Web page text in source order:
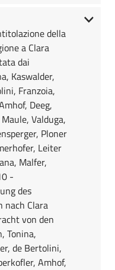
della
a Clara
dai
Kaswalder,
Franzoia,
Deeg,
Valduga,
Ploner
Leiter
Malfer,
-
des
nach Clara
von den
Tonina,
de Bertolini,
Amhof,